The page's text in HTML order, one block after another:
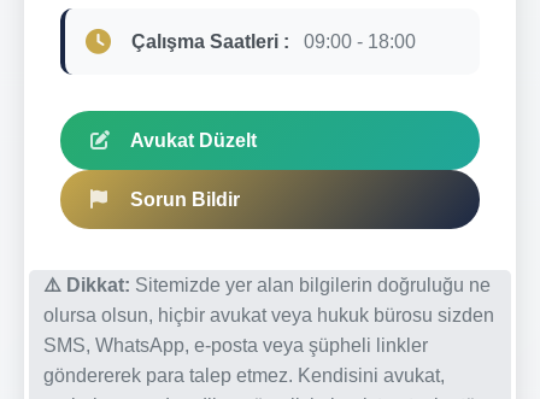
Çalışma Saatleri : 09:00 - 18:00
Avukat Düzelt
Sorun Bildir
⚠️ Dikkat: Sitemizde yer alan bilgilerin doğruluğu ne
olursa olsun, hiçbir avukat veya hukuk bürosu sizden
SMS, WhatsApp, e-posta veya şüpheli linkler
göndererek para talep etmez. Kendisini avukat,